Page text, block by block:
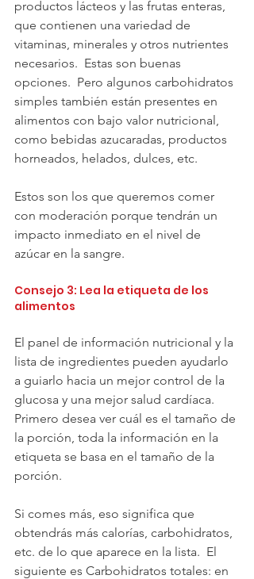
productos lácteos y las frutas enteras,
que contienen una variedad de
vitaminas, minerales y otros nutrientes
necesarios.  Estas son buenas
opciones.  Pero algunos carbohidratos
simples también están presentes en
alimentos con bajo valor nutricional,
como bebidas azucaradas, productos
horneados, helados, dulces, etc.
Estos son los que queremos comer
con moderación porque tendrán un
impacto inmediato en el nivel de
azúcar en la sangre.
Consejo 3: Lea la etiqueta de los
alimentos
El panel de información nutricional y la
lista de ingredientes pueden ayudarlo
a guiarlo hacia un mejor control de la
glucosa y una mejor salud cardíaca.
Primero desea ver cuál es el tamaño de
la porción, toda la información en la
etiqueta se basa en el tamaño de la
porción.
Si comes más, eso significa que
obtendrás más calorías, carbohidratos,
etc. de lo que aparece en la lista.  El
siguiente es Carbohidratos totales: en